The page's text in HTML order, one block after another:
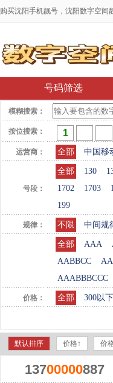
购买沈阳手机靓号，沈阳数字空间
号码筛选
模糊搜索：
按位搜索：
运营商： 全部 中国移
号段：
全部 130
1702
1703
199
规律： 不限 中间规
全部 AAA
AABBCC
AAABBBCCC
价格： 全部 300以下
默认排序 价格↑ 价
13700000887